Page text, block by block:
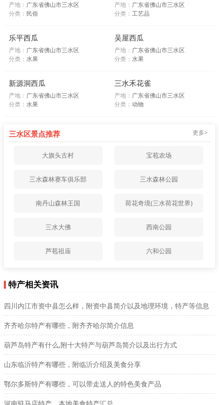
产地： 广东省佛山市三水区
分类： 民俗
产地： 广东省佛山市三水区
分类： 工艺品
乐平西瓜
产地： 广东省佛山市三水区
分类： 水果
吴屋西瓜
产地： 广东省佛山市三水区
分类： 水果
新源洞西瓜
产地： 广东省佛山市三水区
分类： 水果
三水禾花雀
产地： 广东省佛山市三水区
分类： 动物
三水区景点推荐 更多>
大旗头古村 宝苞农场
三水森林赛车俱乐部 三水森林公园
南丹山森林王国 荷花奇境(三水荷花世界)
三水大佛 西南公园
芦苞祖庙 六和公园
特产相关资讯
四川内江市资中县怎么样，附资中县简介以及地理环境，特产等信息
齐齐哈尔特产有哪些，附齐齐哈尔简介信息
葫芦岛特产有什么,附十大特产与葫芦岛简介以及出行方式
山东临沂特产有哪些，附临沂介绍及美食分享
鄂尔多斯特产有哪些，可以带走送人的特色美食产品